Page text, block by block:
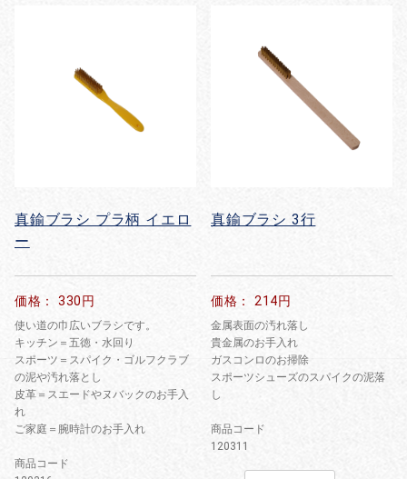
真鍮ブラシ プラ柄 イエロ
ー
価格： 330円
使い道の巾広いブラシです。
キッチン＝五徳・水回り
スポーツ＝スパイク・ゴルフクラブ
の泥や汚れ落とし
皮革＝スエードやヌバックのお手入
れ
ご家庭＝腕時計のお手入れ
商品コード
真鍮ブラシ 3行
価格： 214円
金属表面の汚れ落し
貴金属のお手入れ
ガスコンロのお掃除
スポーツシューズのスパイクの泥落
し
商品コード
120311